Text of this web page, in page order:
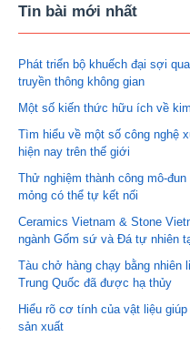
Tin bài mới nhất
Phát triển bộ khuếch đại sợi
truyền thông không gian
Một số kiến thức hữu ích về
Tìm hiểu về một số công nghệ
hiện nay trên thế giới
Thử nghiệm thành công mô-
mỏng có thể tự kết nối
Ceramics Vietnam & Stone
ngành Gốm sứ và Đá tự nhiên
Tàu chở hàng chạy bằng nhiên
Trung Quốc đã được hạ thủy
Hiểu rõ cơ tính của vật liệu
sản xuất